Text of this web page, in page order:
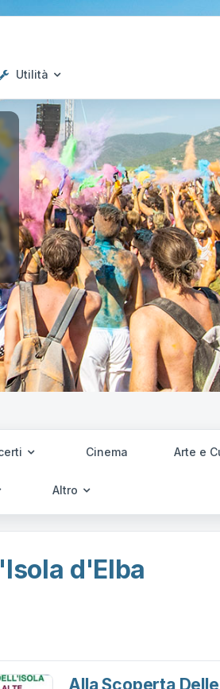
Utilità
Cinema Arte e
Altro
d'Elba
Alla Scoperta